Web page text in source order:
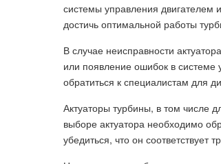
системы управления двигателем
достичь оптимальной работы
В случае неисправности
или появление ошибок в
обратиться к специалистам для
Актуаторы турбины, в том числе
выборе актуатора необходимо
убедиться, что он соответствует